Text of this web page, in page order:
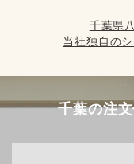
千葉県
当社独自の
千葉の注